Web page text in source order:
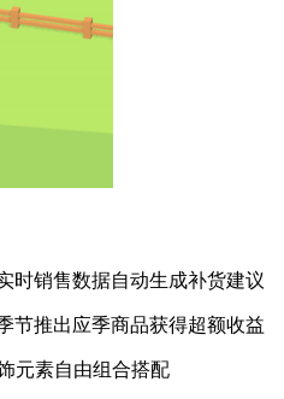
时销售数据自动生成补货建议
节推出应季商品获得超额收益
元素自由组合搭配